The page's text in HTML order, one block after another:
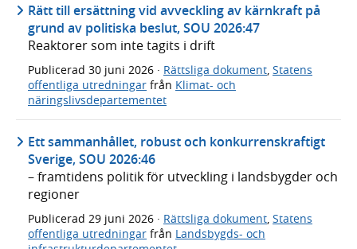
Rätt till ersättning vid avveckling av kärnkraft på
grund av politiska beslut, SOU 2026:47
Reaktorer som inte tagits i drift
Publicerad 30 juni 2026 · Rättsliga dokument, Statens
offentliga utredningar från Klimat- och
näringslivsdepartementet
Ett sammanhållet, robust och konkurrenskraftigt
Sverige, SOU 2026:46
– framtidens politik för utveckling i landsbygder och
regioner
Publicerad 29 juni 2026 · Rättsliga dokument Statens
offentliga utredningar från Landsbygds- och